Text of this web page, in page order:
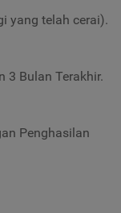
yang telah cerai).
3 Bulan Terakhir.
Penghasilan